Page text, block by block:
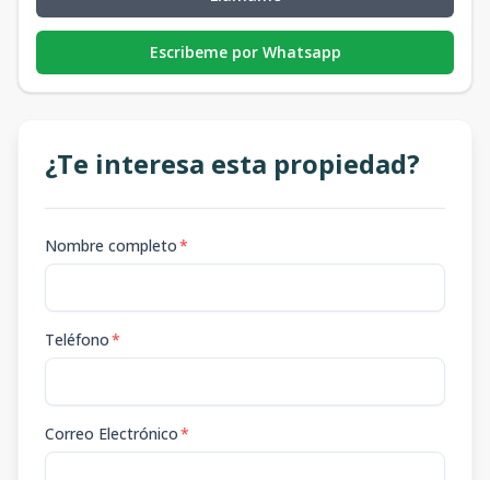
Escribeme por Whatsapp
¿Te interesa esta propiedad?
Nombre completo*
Teléfono*
Correo Electrónico*